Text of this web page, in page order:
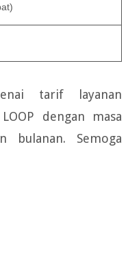
tarif layanan
dengan masa
bulanan. Semoga